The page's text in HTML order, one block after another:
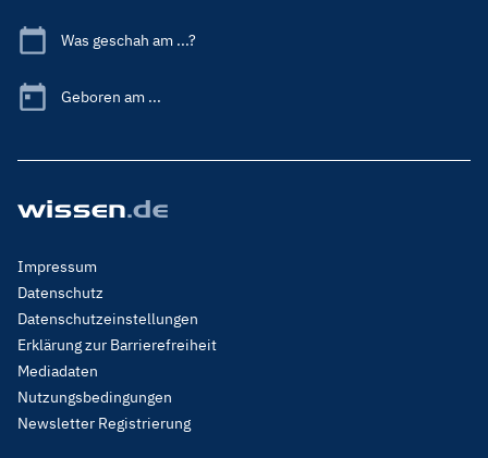
Was geschah am ...?
Geboren am ...
Footer
Menu
Legal
Impressum
Datenschutz
Datenschutzeinstellungen
Erklärung zur Barrierefreiheit
Mediadaten
Nutzungsbedingungen
Newsletter Registrierung